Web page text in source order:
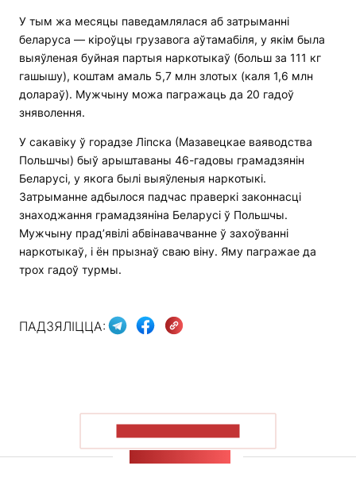
У тым жа месяцы паведамлялася аб затрыманні
беларуса — кіроўцы грузавога аўтамабіля, у якім была
выяўленая буйная партыя наркотыкаў (больш за 111 кг
гашышу), коштам амаль 5,7 млн злотых (каля 1,6 млн
долараў). Мужчыну можа пагражаць да 20 гадоў
зняволення.
У сакавіку ў горадзе Ліпска (Мазавецкае ваяводства
Польшчы) быў арыштаваны 46-гадовы грамадзянін
Беларусі, у якога былі выяўленыя наркотыкі.
Затрыманне адбылося падчас праверкі законнасці
знаходжання грамадзяніна Беларусі ў Польшчы.
Мужчыну прад’явілі абвінавачванне ў захоўванні
наркотыкаў, і ён прызнаў сваю віну. Яму пагражае да
трох гадоў турмы.
ПАДЗЯЛІЦЦА: